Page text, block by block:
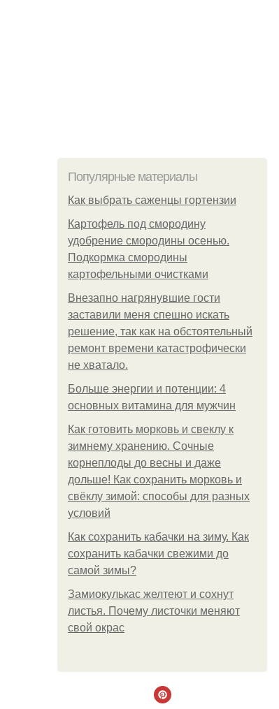
Популярные материалы
Как выбрать саженцы гортензии
Картофель под смородину
удобрение смородины осенью.
Подкормка смородины
картофельными очистками
Внезапно нагрянувшие гости
заставили меня спешно искать
решение, так как на обстоятельный
ремонт времени катастрофически
не хватало.
Больше энергии и потенции: 4
основных витамина для мужчин
Как готовить морковь и свеклу к
зимнему хранению. Сочные
корнеплоды до весны и даже
дольше! Как сохранить морковь и
свёклу зимой: способы для разных
условий
Как сохранить кабачки на зиму. Как
сохранить кабачки свежими до
самой зимы?
Замиокулькас желтеют и сохнут
листья. Почему листочки меняют
свой окрас